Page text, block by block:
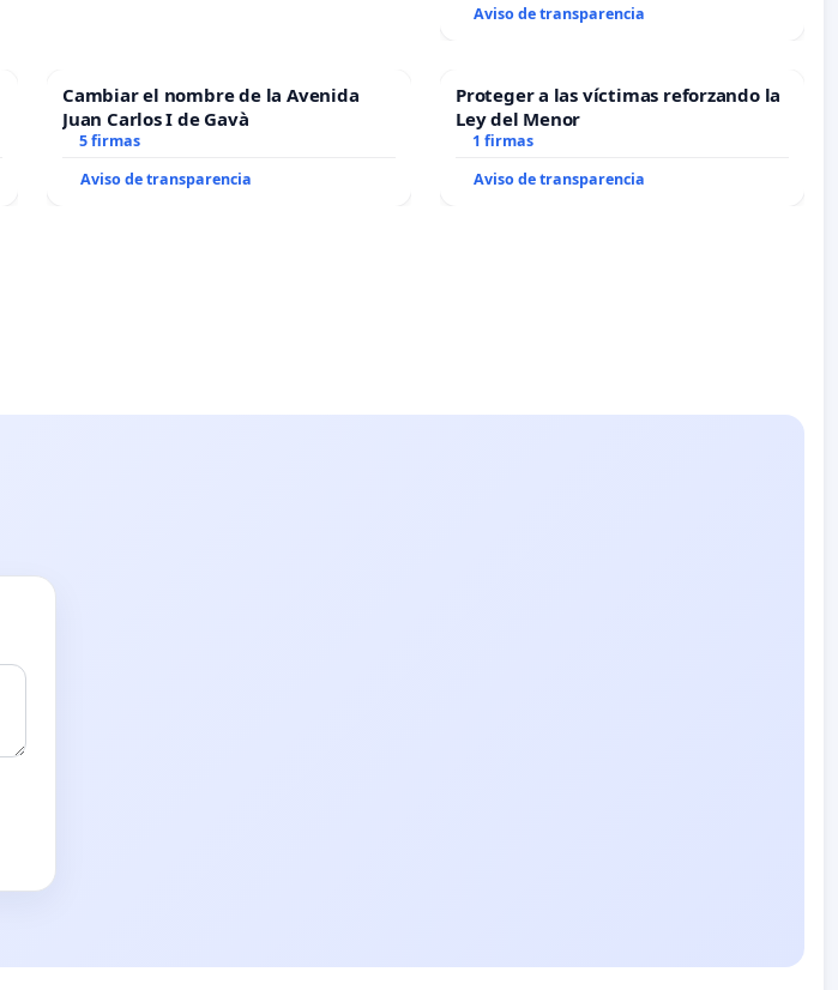
Aviso de transparencia
Cambiar el nombre de la Avenida
Juan Carlos I de Gavà
5 firmas
Aviso de transparencia
Proteger a las víctimas reforzando la
Ley del Menor
1 firmas
Aviso de transparencia